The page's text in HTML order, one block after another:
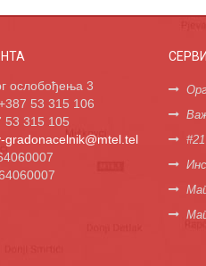
ослобођења 3
53 315 106
53 315 105
gradonacelnik@mtel.tel